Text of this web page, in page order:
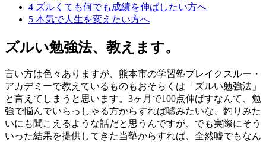
4 ズルくても何でも成績を伸ばしたい方へ
5 本気で人生を変えたい方へ
ズルい勉強法、教えます。
言い方は色々ありますが、熊本市の学習塾ブレイクスルー・
アカデミーで教えているものもおそらくは「ズルい勉強法」
と言えてしまうと思います。3ヶ月で100点伸ばすなんて、勉
強で悩んでいらっしゃる方からすれば嘘みたいな、釣りみた
いにも聞こえるような話だと思うんですが、でも実際にそう
いった結果を提供してきた当塾からすれば、全然嘘でもなん